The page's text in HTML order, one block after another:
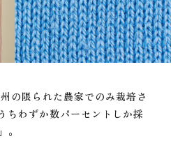
の限られた農家でのみ栽培さ
ちわずか数パーセントしか採